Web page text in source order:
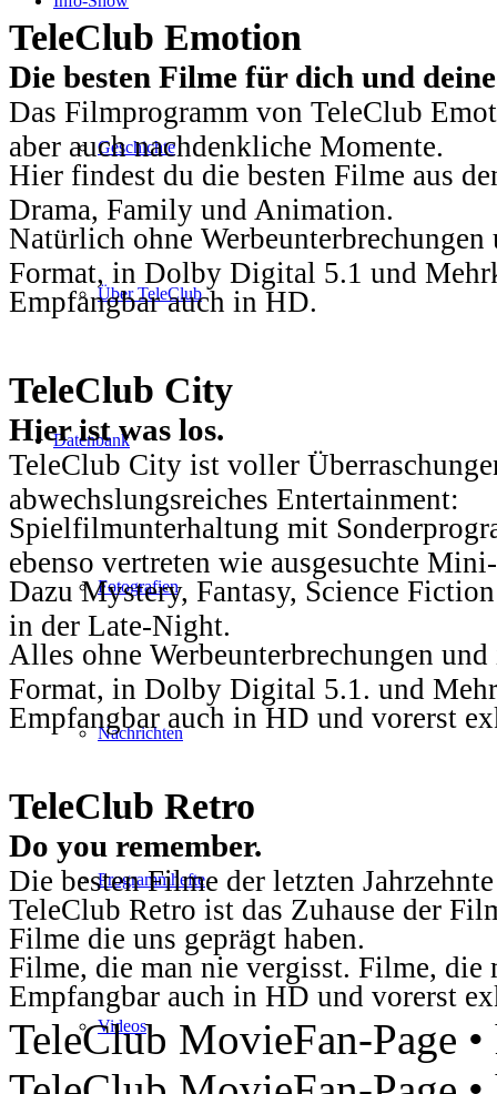
Geschichte
Über TeleClub
Datenbank
Fotografien
Nachrichten
Programmhefte
Videos
TeleClub Emotion
Die besten Filme für dich und
Das Filmprogramm von TeleClub
aber auch nachdenkliche Momente.
Hier findest du die besten Filme aus
Drama, Family und Animation.
Natürlich ohne
Format, in Dolby Digital 5.1 und
Empfangbar auch in HD.
TeleClub City
Hier ist was los.
TeleClub City ist voller
abwechslungsreiches Entertainment:
Spielfilmunterhaltung mit
ebenso vertreten wie ausgesuchte
Dazu Mystery, Fantasy, Science
in der Late-Night.
Alles ohne Werbeunterbrechungen
Format, in Dolby Digital 5.1. und
Empfangbar auch in HD und vorerst
TeleClub Retro
Do you remember.
Die besten Filme der letzten
TeleClub Retro ist das Zuhause der
Filme die uns geprägt haben.
Filme, die man nie vergisst. Filme, die
Empfangbar auch in HD und vorerst
TeleClub MovieFan-Page